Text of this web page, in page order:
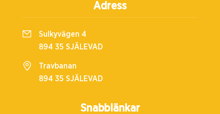
Snabblänkar
Adress
Sulkyvägen 4
894 35 SJÄLEVAD
Travbanan
894 35 SJÄLEVAD